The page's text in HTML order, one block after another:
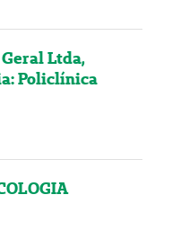
Ltda,
Policlínica